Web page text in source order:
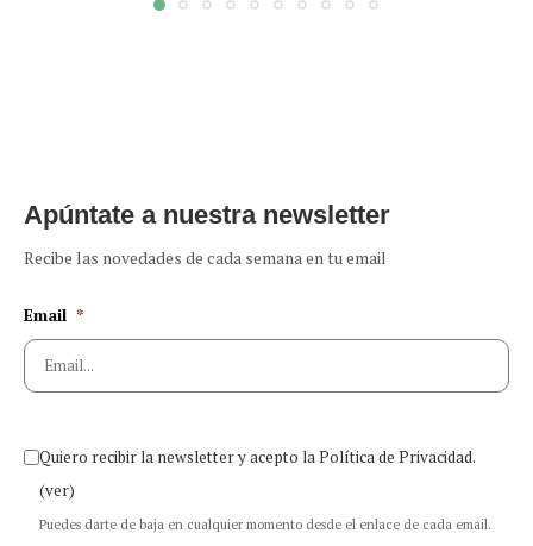
Apúntate a nuestra newsletter
Recibe las novedades de cada semana en tu email
Email *
Quiero recibir la newsletter y acepto la Política de Privacidad.
(ver)
Puedes darte de baja en cualquier momento desde el enlace de cada email.